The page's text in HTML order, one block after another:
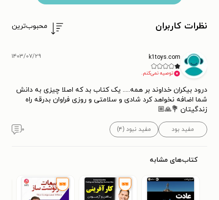
نظرات کاربران محبوب‌ترین
k1toys.com
توصیه نمی‌کنم.
۱۴۰۳/۰۷/۲۹
درود بیکران خداوند بر همه..... یک کتاب بد که اصلا چیزی به دانش
شما اضافه نخواهد کرد شادی و سلامتی و روزی فراوان بدرقه راه
زندگیتان 💐🙏🏼
مفید بود مفید نبود (۴) ۰
کتاب‌های مشابه